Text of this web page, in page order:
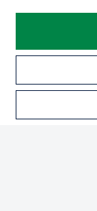
Gerir
Termos de